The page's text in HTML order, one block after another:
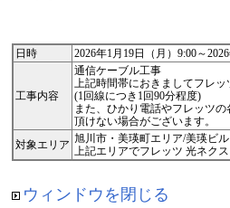
日時 2026年1月19日（月）9:00～
工事内容
通信ケーブル工事
上記時間帯におきましてフレ
(1回線につき1回90分程度)
また、ひかり電話やフレッツ
頂けない場合がございます。
対象エリア 旭川市・美瑛町エリア/美瑛ビル
上記エリアでフレッツ 光ネク
ウィンドウを閉じる